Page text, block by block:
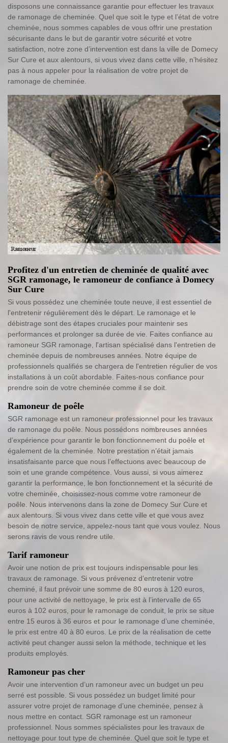
disposons une connaissance garantie pour effectuer les travaux
de ramonage de cheminée. Quel que soit le type et l’état de votre
cheminée, nous sommes capables de vous offrir une prestation
sécurisante dans le but de garantir votre sécurité et votre
satisfaction, notre zone d’intervention est dans la ville de Domecy
Sur Cure et aux alentours, si vous vivez dans cette ville, n’hésitez
pas à nous appeler pour la réalisation de votre projet de
ramonage de cheminée.
Profitez d'un entretien de cheminée de qualité avec
SGR ramonage, le ramoneur de confiance à Domecy
Sur Cure
Si vous possédez une cheminée toute neuve, il est essentiel de
l'entretenir régulièrement dès le départ. Le ramonage et le
débistrage sont des étapes cruciales pour maintenir ses
performances et prolonger sa durée de vie. Faites confiance au
ramoneur SGR ramonage, l'artisan spécialisé dans l'entretien de
cheminée depuis de nombreuses années. Notre équipe de
professionnels qualifiés se chargera de l'entretien régulier de vos
installations à un coût abordable. Faites-nous confiance pour
prendre soin de votre cheminée comme il se doit.
Ramoneur de poêle
SGR ramonage est un ramoneur professionnel pour les travaux
de ramonage du poêle. Nous possédons nombreuses années
d’expérience pour garantir le bon fonctionnement du poêle et
également de la cheminée. Notre prestation n’était jamais
insatisfaisante parce que nous l’effectuons avec beaucoup de
soin et une grande compétence. Vous aussi, si vous aimerez
garantir la performance, le bon fonctionnement et la sécurité de
votre cheminée, choisissez-nous comme votre ramoneur de
poêle. Nous intervenons dans la zone de Domecy Sur Cure et
aux alentours. Si vous vivez dans cette ville et que vous avez
besoin de notre service, appelez-nous tant que vous voulez. Nous
serons ravis de vous rendre utile.
Tarif ramoneur
Avoir une notion de prix est toujours indispensable pour les
travaux de ramonage. Si vous prévenez d’entretenir votre
cheminé, il faut prévoir une somme de 80 euros à 120 euros,
pour une activité de nettoyage, le prix est à l’intervalle de 65
euros à 102 euros, pour le ramonage de conduit, le prix se situe
entre 15 euros à 36 euros et pour le ramonage d’une cheminée,
le prix est entre 40 à 80 euros. Le prix de la réalisation de cette
activité peut changer aussi selon la méthode, technique et les
produits employés.
Ramoneur pas cher
Avoir une intervention d’un ramoneur avec un budget un peu
serré est possible. Si vous possédez un budget limité pour
assurer votre projet de ramonage d’une cheminée, pensez à
nous mettre en contact. SGR ramonage est un ramoneur
professionnel. Nous sommes spécialistes pour les travaux de
nettoyage pour tout type de cheminée. Quel que soit le type et